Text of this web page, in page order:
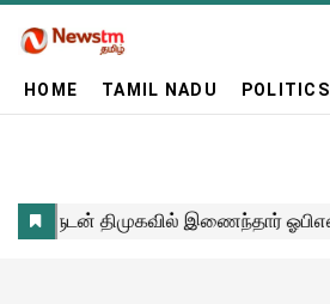
HOME TAMIL NADU POLITICS